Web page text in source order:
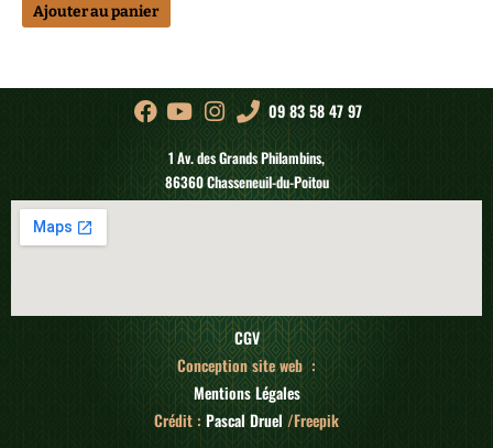
Ajouter au panier
09 83 58 47 97
1 Av. des Grands Philambins,
86360 Chasseneuil-du-Poitou
CGV
Conception site web :
Mentions Légales
Crédit : Pascal Druel/Freepik